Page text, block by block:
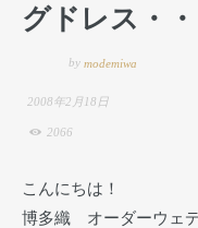
グドレス・
by modemiwa
2008年2月18日
2066
こんにちは！
博多織 オーダーウェ